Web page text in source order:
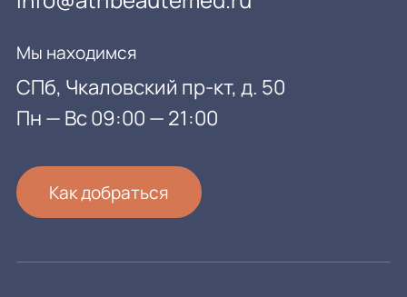
Мы находимся
СПб, Чкаловский пр-кт, д. 50
Пн — Вс 09:00 — 21:00
Как добраться